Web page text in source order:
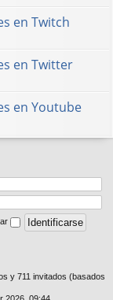
en Twitch
en Twitter
en Youtube
y 711 invitados (basados